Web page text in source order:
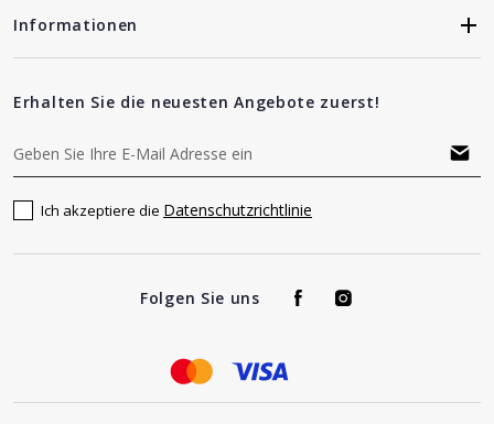
Informationen
Erhalten Sie die neuesten Angebote zuerst!
Ich akzeptiere die Datenschutzrichtlinie
Folgen Sie uns